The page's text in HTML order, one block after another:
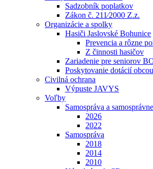
Sadzobník poplatkov
Zákon č. 211⁄2000 Z.z.
Organizácie a spolky
Hasiči Jaslovské Bohunice
Prevencia a rôzne
Z činnosti hasičov
Zariadenie pre seniorov
Poskytovanie dotácií obcou
Civilná ochrana
Výpuste JAVYS
Voľby
Samospráva a
2026
2022
Samospráva
2018
2014
2010